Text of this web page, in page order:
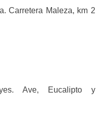
Carretera Maleza, km 2
Ave, Eucalipto y